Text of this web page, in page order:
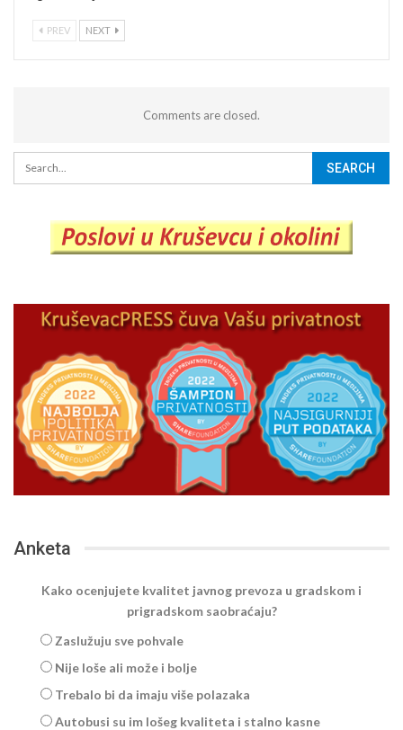
PREV NEXT
Comments are closed.
Anketa
Kako ocenjujete kvalitet javnog prevoza u gradskom i
prigradskom saobraćaju?
Zaslužuju sve pohvale
Nije loše ali može i bolje
Trebalo bi da imaju više polazaka
Autobusi su im lošeg kvaliteta i stalno kasne